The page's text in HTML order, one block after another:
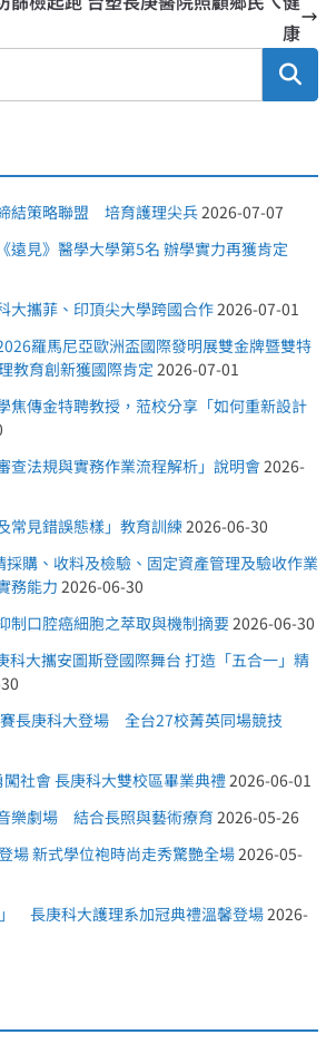
康
結策略聯盟 培育護理尖兵 2026-07-07
遠見》醫學大學第5名 辦學實力再獲肯定
攜菲、印頂尖大學跨國合作 2026-07-01
羅馬尼亞歐洲盃國際發明展雙金牌暨雙特
教育創新獲國際肯定 2026-07-01
焦傳金特聘教授，蒞校分享「如何重新設計
查法規與實務作業流程解析」說明會 2026-
常見錯誤態樣」教育訓練 2026-06-30
購、收料及檢驗、固定資產管理及驗收作業
務能力 2026-06-30
制口腔癌細胞之萃取與機制摘要 2026-06-30
科大攜安圖斯登國際舞台 打造「五合一」精
長庚科大登場 全台27校菁英同場競技
社會 長庚科大雙校區畢業典禮 2026-06-01
樂劇場 結合長照與藝術療育 2026-05-26
場 新式學位袍時尚走秀驚艷全場 2026-05-
」 長庚科大護理系加冠典禮溫馨登場 2026-